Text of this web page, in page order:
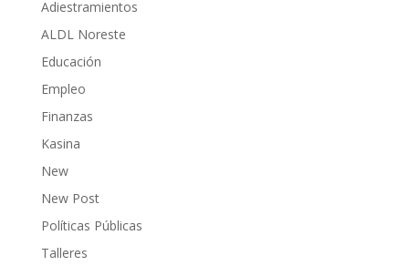
Adiestramientos
ALDL Noreste
Educación
Empleo
Finanzas
Kasina
New
New Post
Políticas Públicas
Talleres